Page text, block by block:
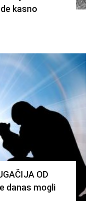
kasno
OD
danas mogli